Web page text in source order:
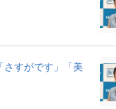
さすがです」「美